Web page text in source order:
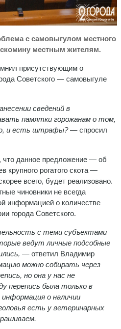
с самовыгулом местного
местным жителям.
присутствующим о
Советского — самовыгуле
сведений в
памятки горожанам о том,
и есть штрафы?— спросил
что данное предложение — об
крупного рогатого скота —
всего, будет реализовано.
чиновники не всегда
информацией о количестве
города Советского.
с теми субъектами
ведут личные подсобные
— ответил Владимир
можно собирать через
но она у нас не
перепись была только в
о наличии
есть у ветеринарных